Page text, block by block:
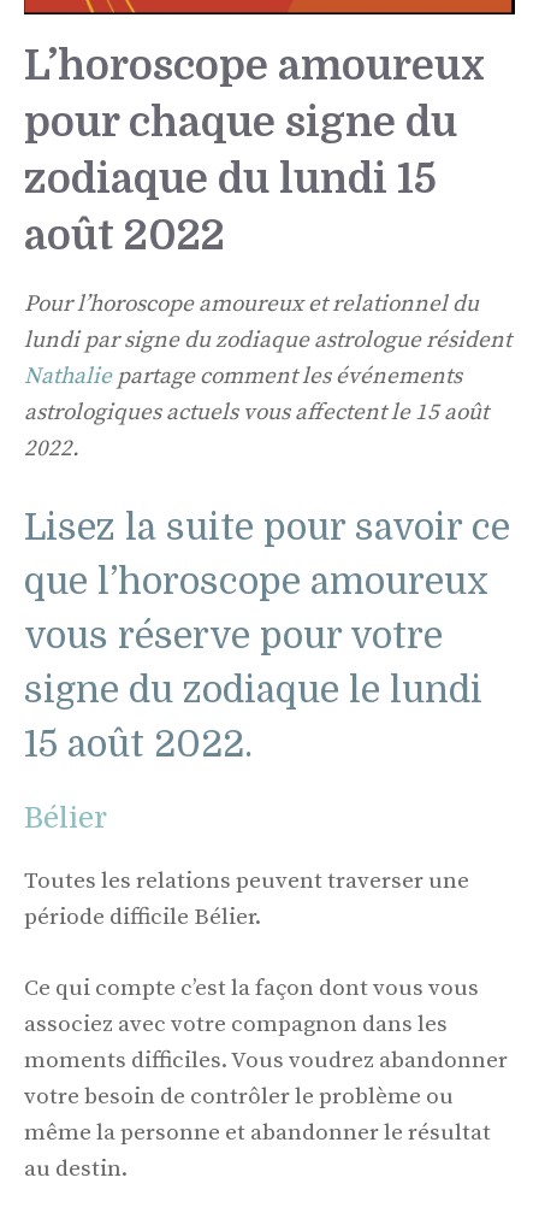
L’horoscope amoureux
pour chaque signe du
zodiaque du lundi 15
août 2022
Pour l’horoscope amoureux et relationnel du
lundi par signe du zodiaque astrologue résident
Nathaliepartage comment les événements
astrologiques actuels vous affectent le 15 août
2022.
Lisez la suite pour savoir ce
que l’horoscope amoureux
vous réserve pour votre
signe du zodiaque le lundi
15 août 2022.
Bélier
Toutes les relations peuvent traverser une
période difficile Bélier.
Ce qui compte c’est la façon dont vous vous
associez avec votre compagnon dans les
moments difficiles. Vous voudrez abandonner
votre besoin de contrôler le problème ou
même la personne et abandonner le résultat
au destin.